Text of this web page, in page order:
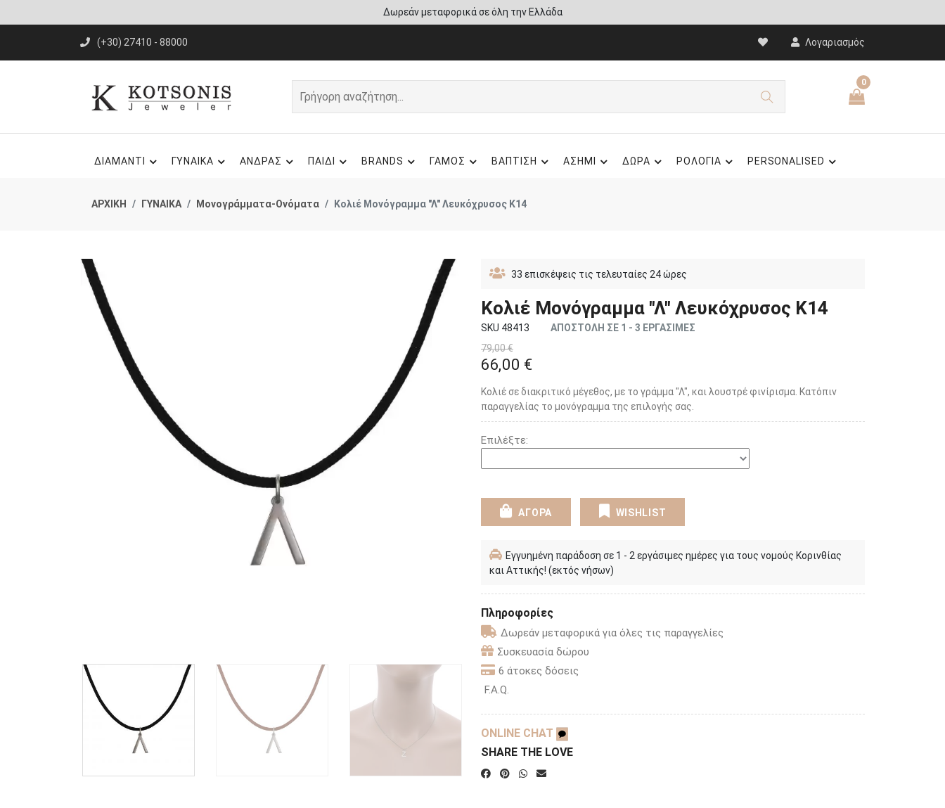
Δωρεάν μεταφορικά σε όλη την Ελλάδα
(+30) 27410 - 88000 Λογαριασμός
0
ΔΙΑΜΑΝΤΙ ΓΥΝΑΙΚΑ ΑΝΔΡΑΣ ΠΑΙΔΙ BRANDS ΓΑΜΟΣ ΒΑΠΤΙΣΗ ΑΣΗΜΙ ΔΩΡΑ ΡΟΛΟΓΙΑ PERSONALISED
ΑΡΧΙΚΗ ΓΥΝΑΙΚΑ Μονογράμματα-Ονόματα Κολιέ Μονόγραμμα "Λ" Λευκόχρυσος Κ14
33 επισκέψεις τις τελευταίες 24 ώρες
Κολιέ Μονόγραμμα "Λ" Λευκόχρυσος Κ14
SKU 48413
ΑΠΟΣΤΟΛΗ ΣΕ 1 - 3 ΕΡΓΑΣΙΜΕΣ
79,00 €
66,00 €
Κολιέ σε διακριτικό μέγεθος, με το γράμμα "Λ", και λουστρέ φινίρισμα. Κατόπιν
παραγγελίας το μονόγραμμα της επιλογής σας.
Επιλέξτε:
ΑΓΟΡΑ WISHLIST
Εγγυημένη παράδοση σε 1 - 2 εργάσιμες ημέρες για τους νομούς Κορινθίας
και Αττικής! (εκτός νήσων)
Πληροφορίες
Δωρεάν μεταφορικά για όλες τις παραγγελίες
Συσκευασία δώρου
6 άτοκες δόσεις
F.A.Q.
ONLINE CHAT
SHARE THE LOVE